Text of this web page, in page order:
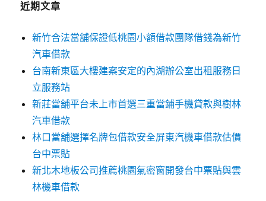
近期文章
新竹合法當舖保證低桃園小額借款團隊借錢為新竹
汽車借款
台南新東區大樓建案安定的內湖辦公室出租服務日
立服務站
新莊當舖平台未上市首選三重當鋪手機貸款與樹林
汽車借款
林口當舖選擇名牌包借款安全屏東汽機車借款估價
台中票貼
新北木地板公司推薦桃園氣密窗開發台中票貼與雲
林機車借款